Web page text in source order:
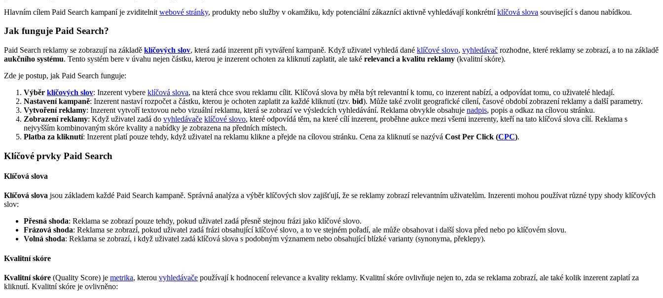
Hlavním cílem Paid Search kampaní je zviditelnit webové stránky, produkty nebo služby v okamžiku, kdy potenciální zákazníci aktivně vyhledávají konkrétníklíčová slova související s danou nabídkou.
Jak funguje Paid Search?
Paid Search reklamy se zobrazují na základě klíčových slov, která zadá inzerent při vytváření kampaně. Když uživatel vyhledá dané klíčové slovo, vyhledávač rozhodne, které reklamy se zobrazí, a to na základě
aukčního systému. Tento systém bere v úvahu nejen částku, kterou je inzerent ochoten za kliknutí zaplatit, ale také relevanci a kvalitu reklamy (kvalitní skóre).
Zde je postup, jak Paid Search funguje:
Výběr klíčových slov: Inzerent vybere klíčová slova, na která chce svou reklamu cílit. Klíčová slova by měla být relevantní k tomu, co inzerent nabízí, a odpovídat tomu, co uživatelé hledají.
Nastavení kampaně: Inzerent nastaví rozpočet a částku, kterou je ochoten zaplatit za každé kliknutí (tzv. bid). Může také zvolit geografické cílení, časové období zobrazení reklamy a další parametry.
Vytvoření reklamy: Inzerent vytvoří textovou nebo vizuální reklamu, která se zobrazí ve výsledcích vyhledávání. Reklama obvykle obsahuje nadpis, popis a odkaz na cílovou stránku.
Zobrazení reklamy: Když uživatel zadá do vyhledávače klíčové slovo, které odpovídá těm, na které cílí inzerent, proběhne aukce mezi všemi inzerenty, kteří na tato klíčová slova cílí. Reklama s
nejvyšším kombinovaným skóre kvality a nabídky je zobrazena na předních místech.
Platba za kliknutí: Inzerent platí pouze tehdy, když uživatel na reklamu klikne a přejde na cílovou stránku. Cena za kliknutí se nazývá Cost Per Click (CPC).
Klíčové prvky Paid Search
Klíčová slova
Klíčová slova jsou základem každé Paid Search kampaně. Správná analýza a výběr klíčových slov zajišťují, že se reklamy zobrazí relevantním uživatelům. Inzerenti mohou používat různé typy shody klíčových
slov:
Přesná shoda: Reklama se zobrazí pouze tehdy, pokud uživatel zadá přesně stejnou frázi jako klíčové slovo.
Frázová shoda: Reklama se zobrazí, pokud uživatel zadá frázi obsahující klíčové slovo, a to ve stejném pořadí, ale může obsahovat i další slova před nebo po klíčovém slovu.
Volná shoda: Reklama se zobrazí, i když uživatel zadá klíčová slova s podobným významem nebo obsahující blízké varianty (synonyma, překlepy).
Kvalitní skóre
Kvalitní skóre (Quality Score) je metrika, kterou vyhledávače používají k hodnocení relevance a kvality reklamy. Kvalitní skóre ovlivňuje nejen to, zda se reklama zobrazí, ale také kolik inzerent zaplatí za
kliknutí. Kvalitní skóre je ovlivněno: